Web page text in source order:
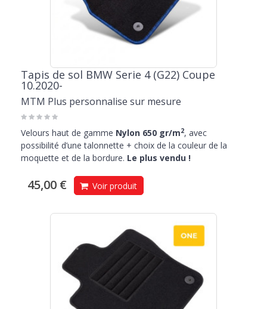
Tapis de sol BMW Serie 4 (G22) Coupe
10.2020-
MTM Plus personnalise sur mesure
Velours haut de gamme Nylon 650 gr/m2, avec
possibilité d’une talonnette + choix de la couleur de la
moquette et de la bordure. Le plus vendu !
45,00 € Voir produit